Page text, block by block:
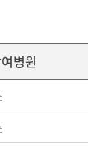
병원